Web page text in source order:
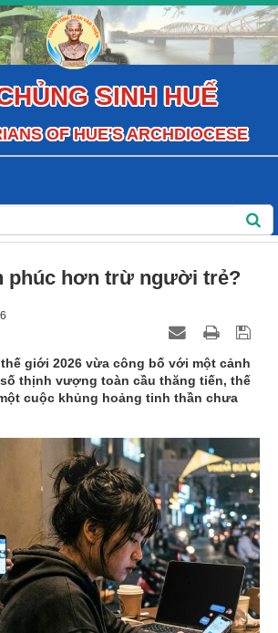
SINH HUẾ
OF HUE'S ARCHDIOCESE
phúc hơn trừ người trẻ?
giới 2026 vừa công bố với một cảnh
thịnh vượng toàn cầu thăng tiến, thế
cuộc khủng hoảng tinh thần chưa